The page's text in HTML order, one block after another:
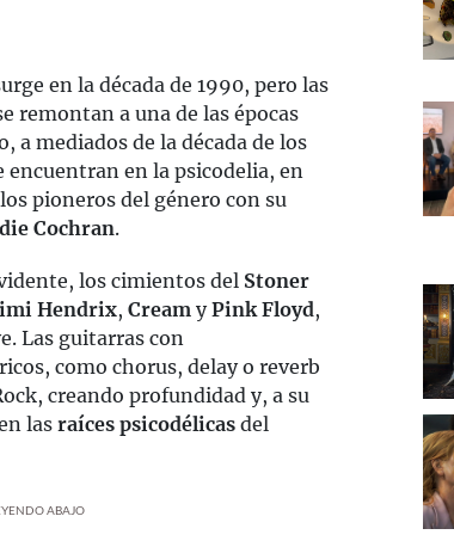
en la década de 1990, pero las
remontan a una de las épocas
a mediados de la década de los
encuentran en la psicodelia, en
pioneros del género con su
Cochran.
los cimientos del Stoner
Hendrix, Cream yPink Floyd,
Las guitarras con
como chorus, delay o reverb
creando profundidad y, a su
las raíces psicodélicas del
ABAJO